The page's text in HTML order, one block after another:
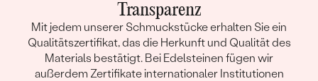
Transparenz
Mit jedem unserer Schmuckstücke erhalten Sie ein
Qualitätszertifikat, das die Herkunft und Qualität des
Materials bestätigt. Bei Edelsteinen fügen wir
außerdem Zertifikate internationaler Institutionen